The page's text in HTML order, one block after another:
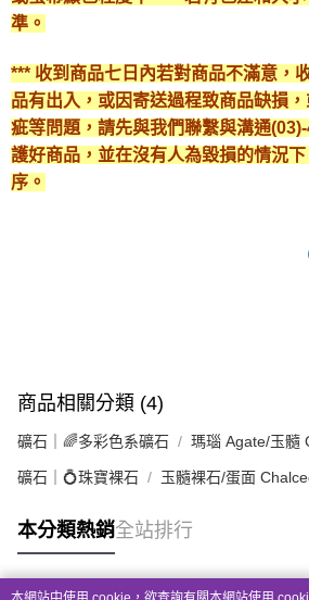
準。
*** 收到商品七日內若對商品不滿意，
品有出入，或因寄送過程致商品缺損
疵等問題，請先與我們聯繫與溝通
護好商品，並在沒有人為毀損的情況
序。
商品相關分類 (4)
礦石｜🌈多彩色系礦石 瑪瑙 Agate/玉髓
礦石｜💍珠寶裸石 玉髓裸石/蛋面
本分類熱銷全站排行